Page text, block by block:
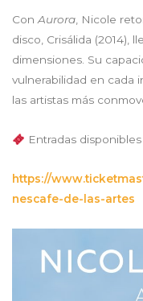
ConAurora, Nicole
disco, Crisálida (2014),
dimensiones. Su
vulnerabilidad en cada
las artistas más
Entradas
https://
nescafe-de-las-artes